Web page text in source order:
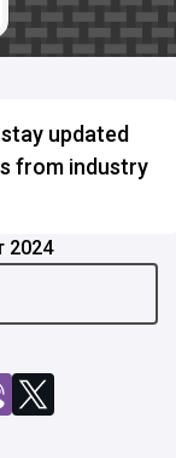
updated
from industry
2024